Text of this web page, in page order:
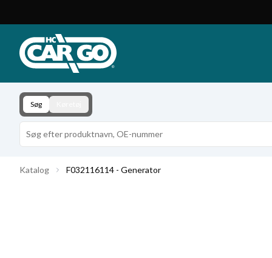
Download
Kontakt
Søg
Katalog F032116114 - Generator